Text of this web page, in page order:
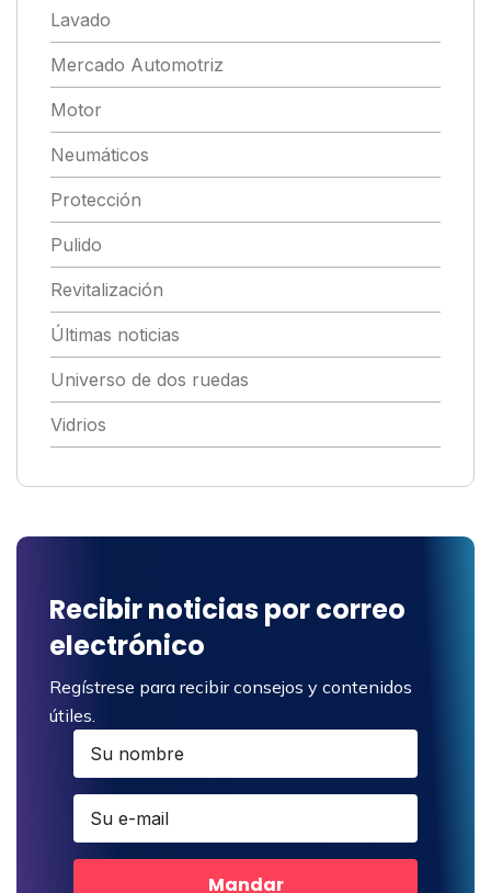
Lavado
Mercado Automotriz
Motor
Neumáticos
Protección
Pulido
Revitalización
Últimas noticias
Universo de dos ruedas
Vidrios
Recibir noticias por correo
electrónico
Regístrese para recibir consejos y contenidos
útiles.
Mandar